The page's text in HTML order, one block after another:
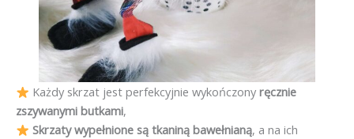
Każdy skrzat jest perfekcyjnie wykończonyręcznie
zszywanymi butkami,
Skrzaty wypełnione są tkaniną bawełnianą, a na ich